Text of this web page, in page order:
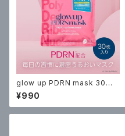
glow up PDRN mask 30枚
入り¥990（税込）
¥990